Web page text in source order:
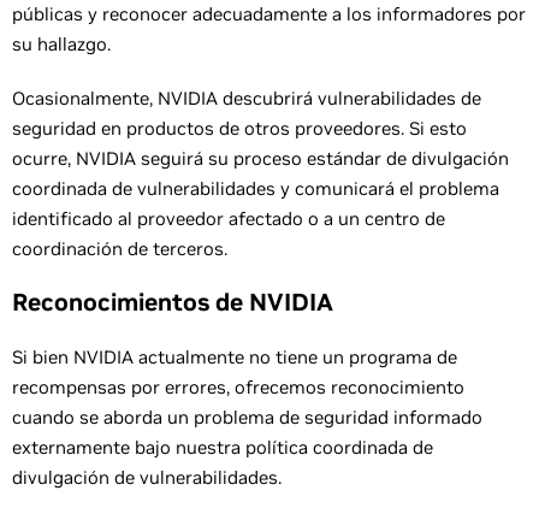
públicas y reconocer adecuadamente a los informadores por
su hallazgo.
Ocasionalmente, NVIDIA descubrirá vulnerabilidades de
seguridad en productos de otros proveedores. Si esto
ocurre, NVIDIA seguirá su proceso estándar de divulgación
coordinada de vulnerabilidades y comunicará el problema
identificado al proveedor afectado o a un centro de
coordinación de terceros.
Reconocimientos de NVIDIA
Si bien NVIDIA actualmente no tiene un programa de
recompensas por errores, ofrecemos reconocimiento
cuando se aborda un problema de seguridad informado
externamente bajo nuestra política coordinada de
divulgación de vulnerabilidades.